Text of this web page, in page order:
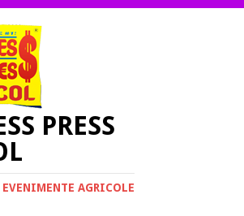
PRESS
AGRICOLE